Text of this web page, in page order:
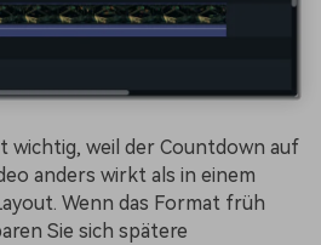
wichtig, weil der Countdown auf
anders wirkt als in einem
Wenn das Format früh
Sie sich spätere